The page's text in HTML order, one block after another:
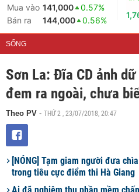
Mua vào 141,000
0.57%
Bán ra
144,000 0.56%
SỐNG
Sơn La: Đĩa CD ảnh
đem ra ngoài, chưa
Theo PV - THỨ 2 , 23/07/2018, 20:47
[NÓNG] Tạm giam người đưa
trong tiêu cực điểm thi Hà Giang